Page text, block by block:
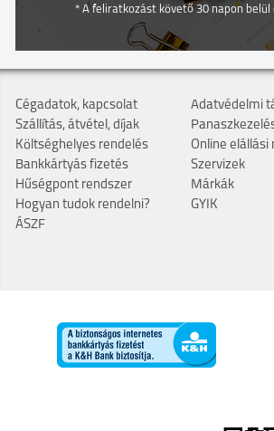
* A feliratkozást követő 30 napon
Cégadatok, kapcsolat
Szállítás, átvétel, díjak
Költséghelyes rendelés
Bankkártyás fizetés
Hűségpont rendszer
Hogyan tudok rendelni?
ÁSZF
Adatvédelmi
Online elállási
Szervizek
Márkák
GYIK